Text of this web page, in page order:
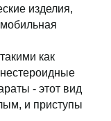
изделия,
как
- этот вид
и приступы